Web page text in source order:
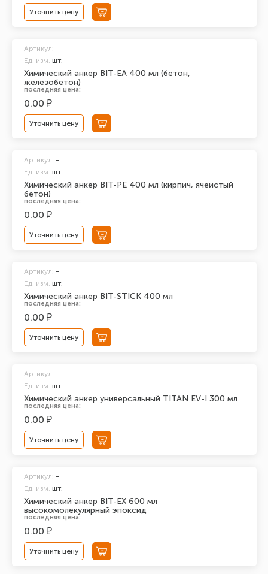
Уточнить цену
Химический анкер BIT-EA 400 мл (бетон,
железобетон)
Артикул: -
Ед. изм. шт.
последняя цена:
0.00 ₽
Уточнить цену
Химический анкер BIT-PE 400 мл (кирпич, ячеистый
бетон)
Артикул: -
Ед. изм. шт.
последняя цена:
0.00 ₽
Уточнить цену
Химический анкер BIT-STICK 400 мл
Артикул: -
Ед. изм. шт.
последняя цена:
0.00 ₽
Уточнить цену
Химический анкер универсальный TITAN EV-I 300 мл
Артикул: -
Ед. изм. шт.
последняя цена:
0.00 ₽
Уточнить цену
Химический анкер BIT-EX 600 мл
высокомолекулярный эпоксид
Артикул: -
Ед. изм. шт.
последняя цена:
0.00 ₽
Уточнить цену